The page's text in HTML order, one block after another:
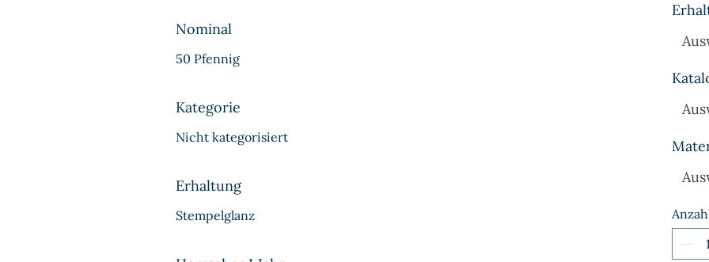
Nominal
50 Pfennig
Kategorie
Nicht kategorisiert
Erhaltung
Stempelglanz